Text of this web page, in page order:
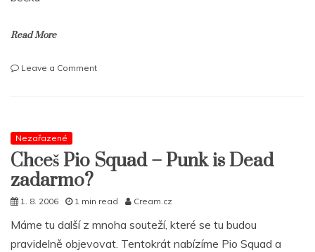
Read More
Leave a Commenton
aka
Declaime
Pipe.
Stahuj!!!
Nezařazené
Chceš Pio Squad – Punk is Dead
zadarmo?
1. 8. 2006 1 min read Cream.cz
Máme tu další z mnoha souteží, které se tu budou
pravidelně objevovat. Tentokrát nabízíme Pio Squad a